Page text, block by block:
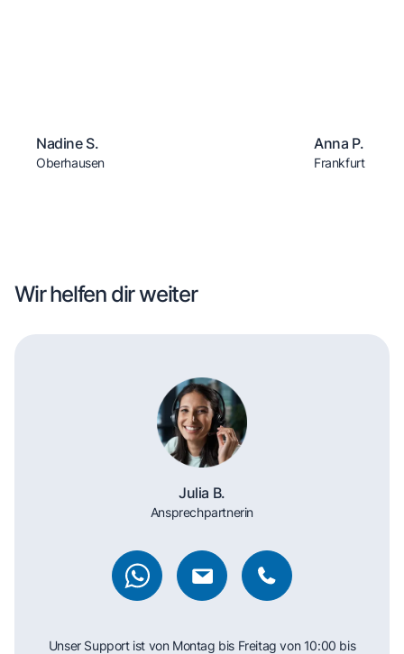
Nadine S.
Oberhausen
Anna P.
Frankfurt
Wir helfen dir weiter
Julia B.
Ansprechpartnerin
Unser Support ist von Montag bis Freitag von 10:00 bis